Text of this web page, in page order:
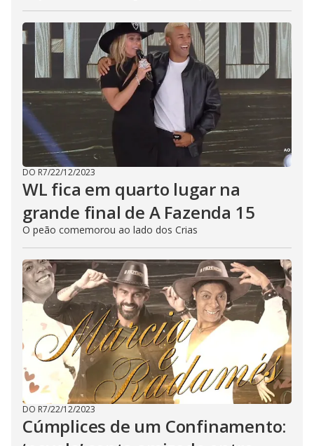
DO R7/22/12/2023
WL fica em quarto lugar na
grande final de A Fazenda 15
O peão comemorou ao lado dos Crias
DO R7/22/12/2023
Cúmplices de um Confinamento: